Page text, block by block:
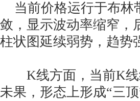
当前价格运行于布林
敛，显示波动率缩窄，
柱状图延续弱势，趋势
K线方面，当前K线
未果，形态上形成“三